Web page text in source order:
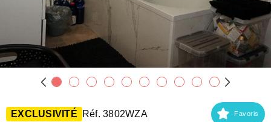
EXCLUSIVITÉ Réf. 3802WZA Favoris